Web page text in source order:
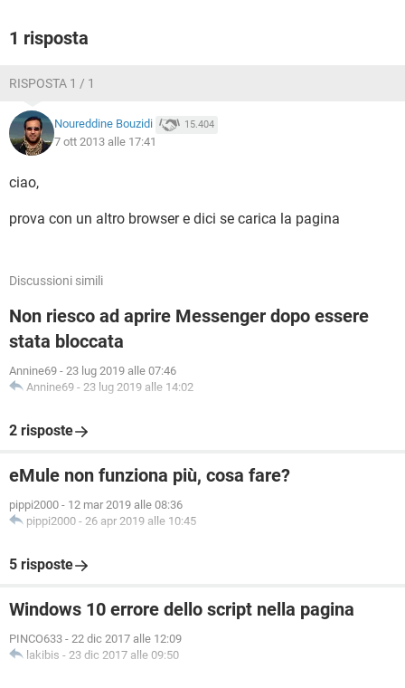
1 risposta
RISPOSTA 1 / 1
Noureddine Bouzidi 15.404
7 ott 2013 alle 17:41
ciao,
prova con un altro browser e dici se carica la pagina
Discussioni simili
Non riesco ad aprire Messenger dopo essere
stata bloccata
Annine69 - 23 lug 2019 alle 07:46
Annine69 - 23 lug 2019 alle 14:02
2 risposte
eMule non funziona più, cosa fare?
pippi2000 - 12 mar 2019 alle 08:36
pippi2000 - 26 apr 2019 alle 10:45
5 risposte
Windows 10 errore dello script nella pagina
PINCO633 - 22 dic 2017 alle 12:09
lakibis - 23 dic 2017 alle 09:50